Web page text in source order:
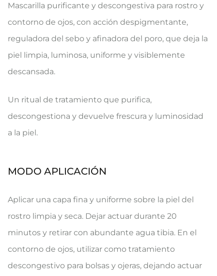
Mascarilla purificante y descongestiva para rostro y
contorno de ojos, con acción despigmentante,
reguladora del sebo y afinadora del poro, que deja la
piel limpia, luminosa, uniforme y visiblemente
descansada.
Un ritual de tratamiento que purifica,
descongestiona y devuelve frescura y luminosidad
a la piel.
MODO APLICACIÓN
Aplicar una capa fina y uniforme sobre la piel del
rostro limpia y seca. Dejar actuar durante 20
minutos y retirar con abundante agua tibia. En el
contorno de ojos, utilizar como tratamiento
descongestivo para bolsas y ojeras, dejando actuar